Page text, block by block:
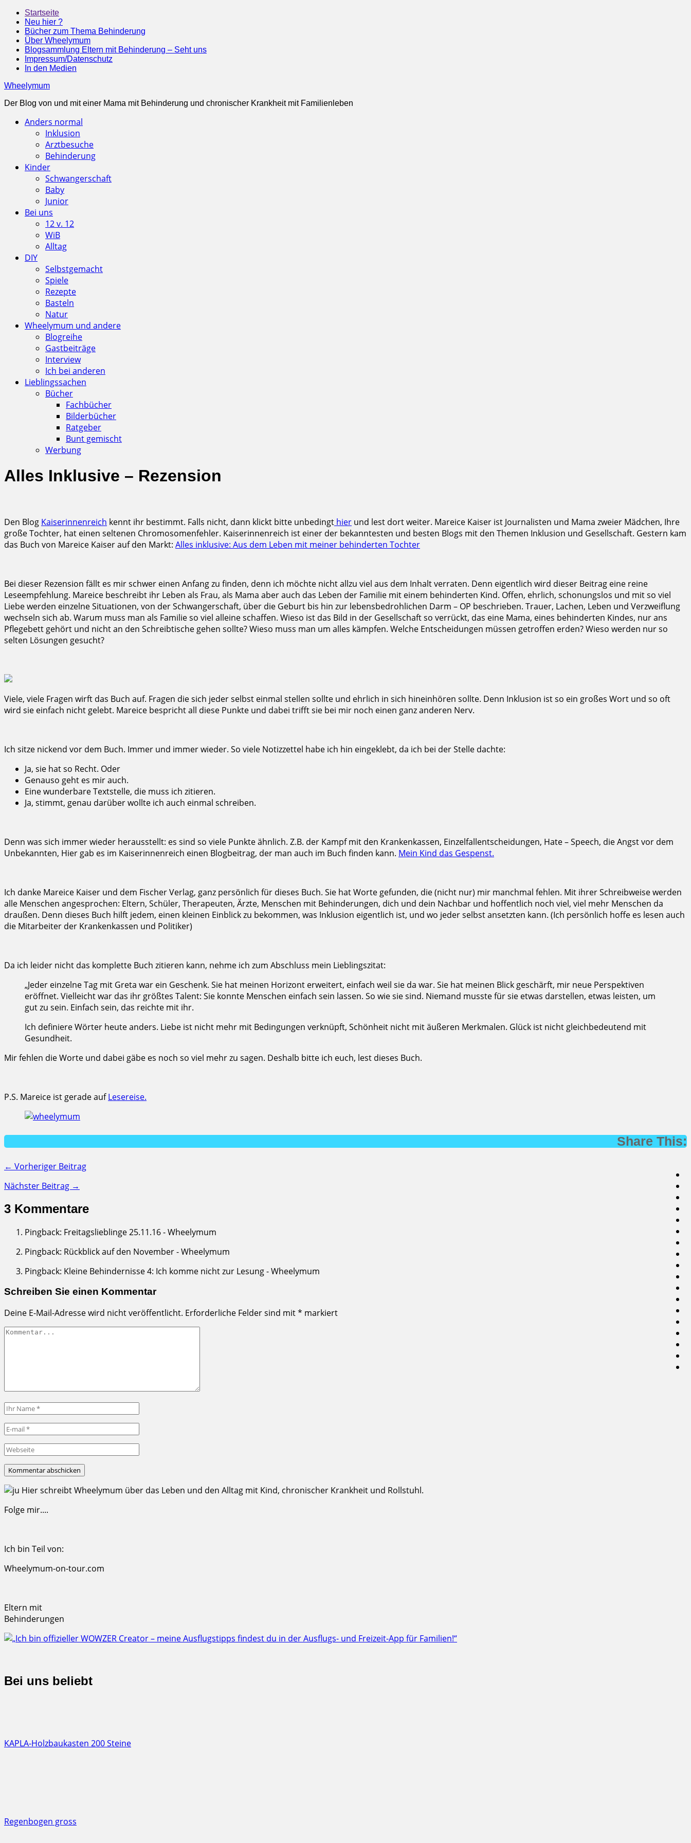
Startseite
Neu hier ?
Bücher zum Thema Behinderung
Über Wheelymum
Blogsammlung Eltern mit Behinderung – Seht uns
Impressum/Datenschutz
In den Medien
Wheelymum
Der Blog von und mit einer Mama mit Behinderung und chronischer Krankheit mit Familienleben
Anders normal
Inklusion
Arztbesuche
Behinderung
Kinder
Schwangerschaft
Baby
Junior
Bei uns
12 v. 12
WiB
Alltag
DIY
Selbstgemacht
Spiele
Rezepte
Basteln
Natur
Wheelymum und andere
Blogreihe
Gastbeiträge
Interview
Ich bei anderen
Lieblingssachen
Bücher
Fachbücher
Bilderbücher
Ratgeber
Bunt gemischt
Werbung
Alles Inklusive – Rezension
Den Blog Kaiserinnenreich kennt ihr bestimmt. Falls nicht, dann klickt bitte unbedingt hier und lest dort weiter. Mareice Kaiser ist Journalisten und Mama zweier Mädchen, Ihre
große Tochter, hat einen seltenen Chromosomenfehler. Kaiserinnenreich ist einer der bekanntesten und besten Blogs mit den Themen Inklusion und Gesellschaft. Gestern kam
das Buch von Mareice Kaiser auf den Markt: Alles inklusive: Aus dem Leben mit meiner behinderten Tochter
Bei dieser Rezension fällt es mir schwer einen Anfang zu finden, denn ich möchte nicht allzu viel aus dem Inhalt verraten. Denn eigentlich wird dieser Beitrag eine reine
Leseempfehlung. Mareice beschreibt ihr Leben als Frau, als Mama aber auch das Leben der Familie mit einem behinderten Kind. Offen, ehrlich, schonungslos und mit so viel
Liebe werden einzelne Situationen, von der Schwangerschaft, über die Geburt bis hin zur lebensbedrohlichen Darm – OP beschrieben. Trauer, Lachen, Leben und Verzweiflung
wechseln sich ab. Warum muss man als Familie so viel alleine schaffen. Wieso ist das Bild in der Gesellschaft so verrückt, das eine Mama, eines behinderten Kindes, nur ans
Pflegebett gehört und nicht an den Schreibtische gehen sollte? Wieso muss man um alles kämpfen. Welche Entscheidungen müssen getroffen erden? Wieso werden nur so
selten Lösungen gesucht?
Viele, viele Fragen wirft das Buch auf. Fragen die sich jeder selbst einmal stellen sollte und ehrlich in sich hineinhören sollte. Denn Inklusion ist so ein großes Wort und so oft
wird sie einfach nicht gelebt. Mareice bespricht all diese Punkte und dabei trifft sie bei mir noch einen ganz anderen Nerv.
Ich sitze nickend vor dem Buch. Immer und immer wieder. So viele Notizzettel habe ich hin eingeklebt, da ich bei der Stelle dachte:
Ja, sie hat so Recht. Oder
Genauso geht es mir auch.
Eine wunderbare Textstelle, die muss ich zitieren.
Ja, stimmt, genau darüber wollte ich auch einmal schreiben.
Denn was sich immer wieder herausstellt: es sind so viele Punkte ähnlich. Z.B. der Kampf mit den Krankenkassen, Einzelfallentscheidungen, Hate – Speech, die Angst vor dem
Unbekannten, Hier gab es im Kaiserinnenreich einen Blogbeitrag, der man auch im Buch finden kann. Mein Kind das Gespenst.
Ich danke Mareice Kaiser und dem Fischer Verlag, ganz persönlich für dieses Buch. Sie hat Worte gefunden, die (nicht nur) mir manchmal fehlen. Mit ihrer Schreibweise werden
alle Menschen angesprochen: Eltern, Schüler, Therapeuten, Ärzte, Menschen mit Behinderungen, dich und dein Nachbar und hoffentlich noch viel, viel mehr Menschen da
draußen. Denn dieses Buch hilft jedem, einen kleinen Einblick zu bekommen, was Inklusion eigentlich ist, und wo jeder selbst ansetzten kann. (Ich persönlich hoffe es lesen auch
die Mitarbeiter der Krankenkassen und Politiker)
Da ich leider nicht das komplette Buch zitieren kann, nehme ich zum Abschluss mein Lieblingszitat:
„Jeder einzelne Tag mit Greta war ein Geschenk. Sie hat meinen Horizont erweitert, einfach weil sie da war. Sie hat meinen Blick geschärft, mir neue Perspektiven
eröffnet. Vielleicht war das ihr größtes Talent: Sie konnte Menschen einfach sein lassen. So wie sie sind. Niemand musste für sie etwas darstellen, etwas leisten, um
gut zu sein. Einfach sein, das reichte mit ihr.
Ich definiere Wörter heute anders. Liebe ist nicht mehr mit Bedingungen verknüpft, Schönheit nicht mit äußeren Merkmalen. Glück ist nicht gleichbedeutend mit
Gesundheit.
Mir fehlen die Worte und dabei gäbe es noch so viel mehr zu sagen. Deshalb bitte ich euch, lest dieses Buch.
P.S. Mareice ist gerade aufLesereise.
Share This:
← Vorheriger Beitrag
Nächster Beitrag →
3 Kommentare
Pingback: Freitagslieblinge 25.11.16 - Wheelymum
Pingback: Rückblick auf den November - Wheelymum
Pingback: Kleine Behindernisse 4: Ich komme nicht zur Lesung - Wheelymum
Schreiben Sie einen Kommentar
Deine E-Mail-Adresse wird nicht veröffentlicht. Erforderliche Felder sind mit* markiert
Hier schreibt Wheelymum über das Leben und den Alltag mit Kind, chronischer Krankheit und Rollstuhl.
Folge mir....
Ich bin Teil von:
Wheelymum-on-tour.com
Eltern mit
Behinderungen
Bei uns beliebt
KAPLA-Holzbaukasten 200 Steine
Regenbogen gross